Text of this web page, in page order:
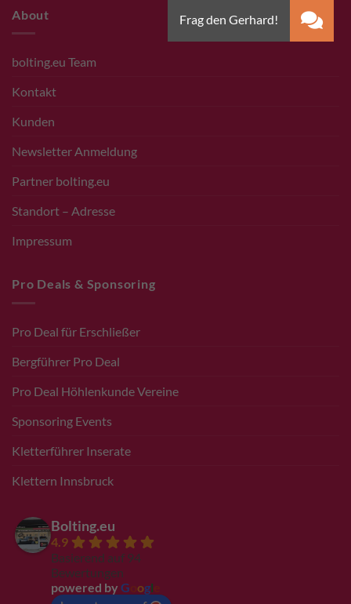
About
bolting.eu Team
Kontakt
Kunden
Newsletter Anmeldung
Partner bolting.eu
Standort – Adresse
Impressum
Pro Deals & Sponsoring
Pro Deal für Erschließer
Bergführer Pro Deal
Pro Deal Höhlenkunde Vereine
Sponsoring Events
Kletterführer Inserate
Klettern Innsbruck
Bolting.eu
4.9
Basierend auf 94
Bewertungen
powered by G ogl